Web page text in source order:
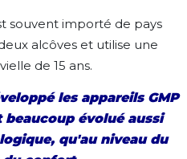
souvent importé de pays
alcôves et utilise une
de 15 ans.
les appareils GMP
beaucoup évolué aussi
qu'au niveau du